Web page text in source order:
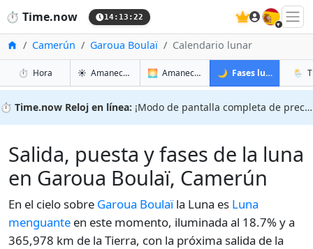
⏱️ Time.now 14:13:23 🇪🇸
InicioCamerún Garoua Boulaï Calendario lunar
⏱️ Horaen Garoua Boulaï
☀️ Amanecer y atardecer en Garoua Boulaï
🌅 Amanecer y atardecer mañana en
🌙 Fases lunares en
🌦️
⏱️ Time.now Reloj en línea: ¡Modo de pantalla completa de precisión!
Salida, puesta y fases de la luna
en Garoua Boulaï, Camerún
En el cielo sobre Garoua Boulaïla Luna es Luna
menguante en este momento, iluminada al 18.7% y a
365,978 km de la Tierra, con la próxima salida de la